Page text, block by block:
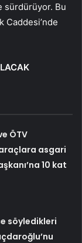
sürdürüyor. Bu
Caddesi’nde
ÖTV
asgari
10 kat
söyledikleri